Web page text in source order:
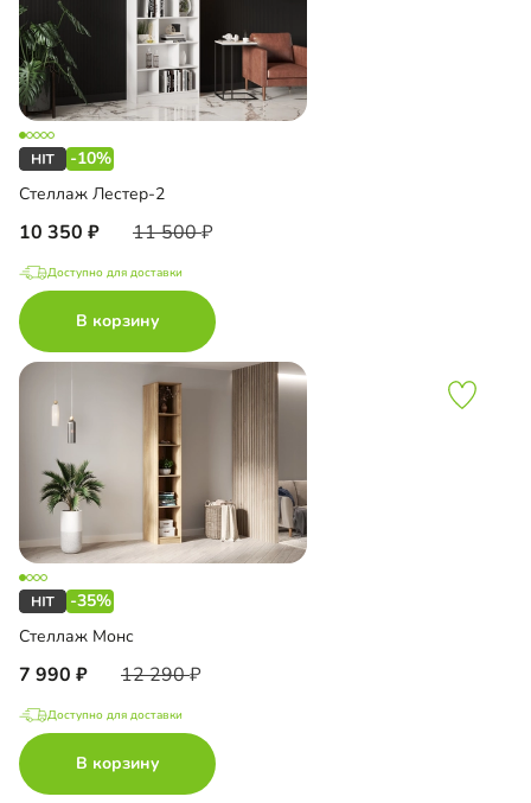
-10%
Стеллаж Лестер-2
10 350 11 500
Доступно для доставки
В корзину
-35%
Стеллаж Монс
7 990 12 290
Доступно для доставки
В корзину